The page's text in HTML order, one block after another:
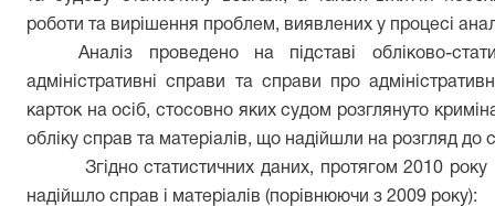
роботи та вирішення проблем, виявлених у процесі
Аналіз проведено на підставі обліково-
адміністративні справи та справи про
карток на осіб, стосовно яких судом розглянуто
обліку справ та матеріалів, що надійшли на розгляд до
Згідно статистичних даних, протягом 2010
надійшло справ і матеріалів (порівнюючи з 2009 року):